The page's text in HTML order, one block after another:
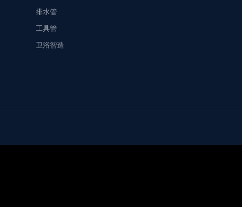
排水管
工具管
卫浴智造